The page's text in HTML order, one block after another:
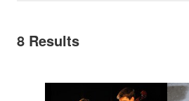
8 Results